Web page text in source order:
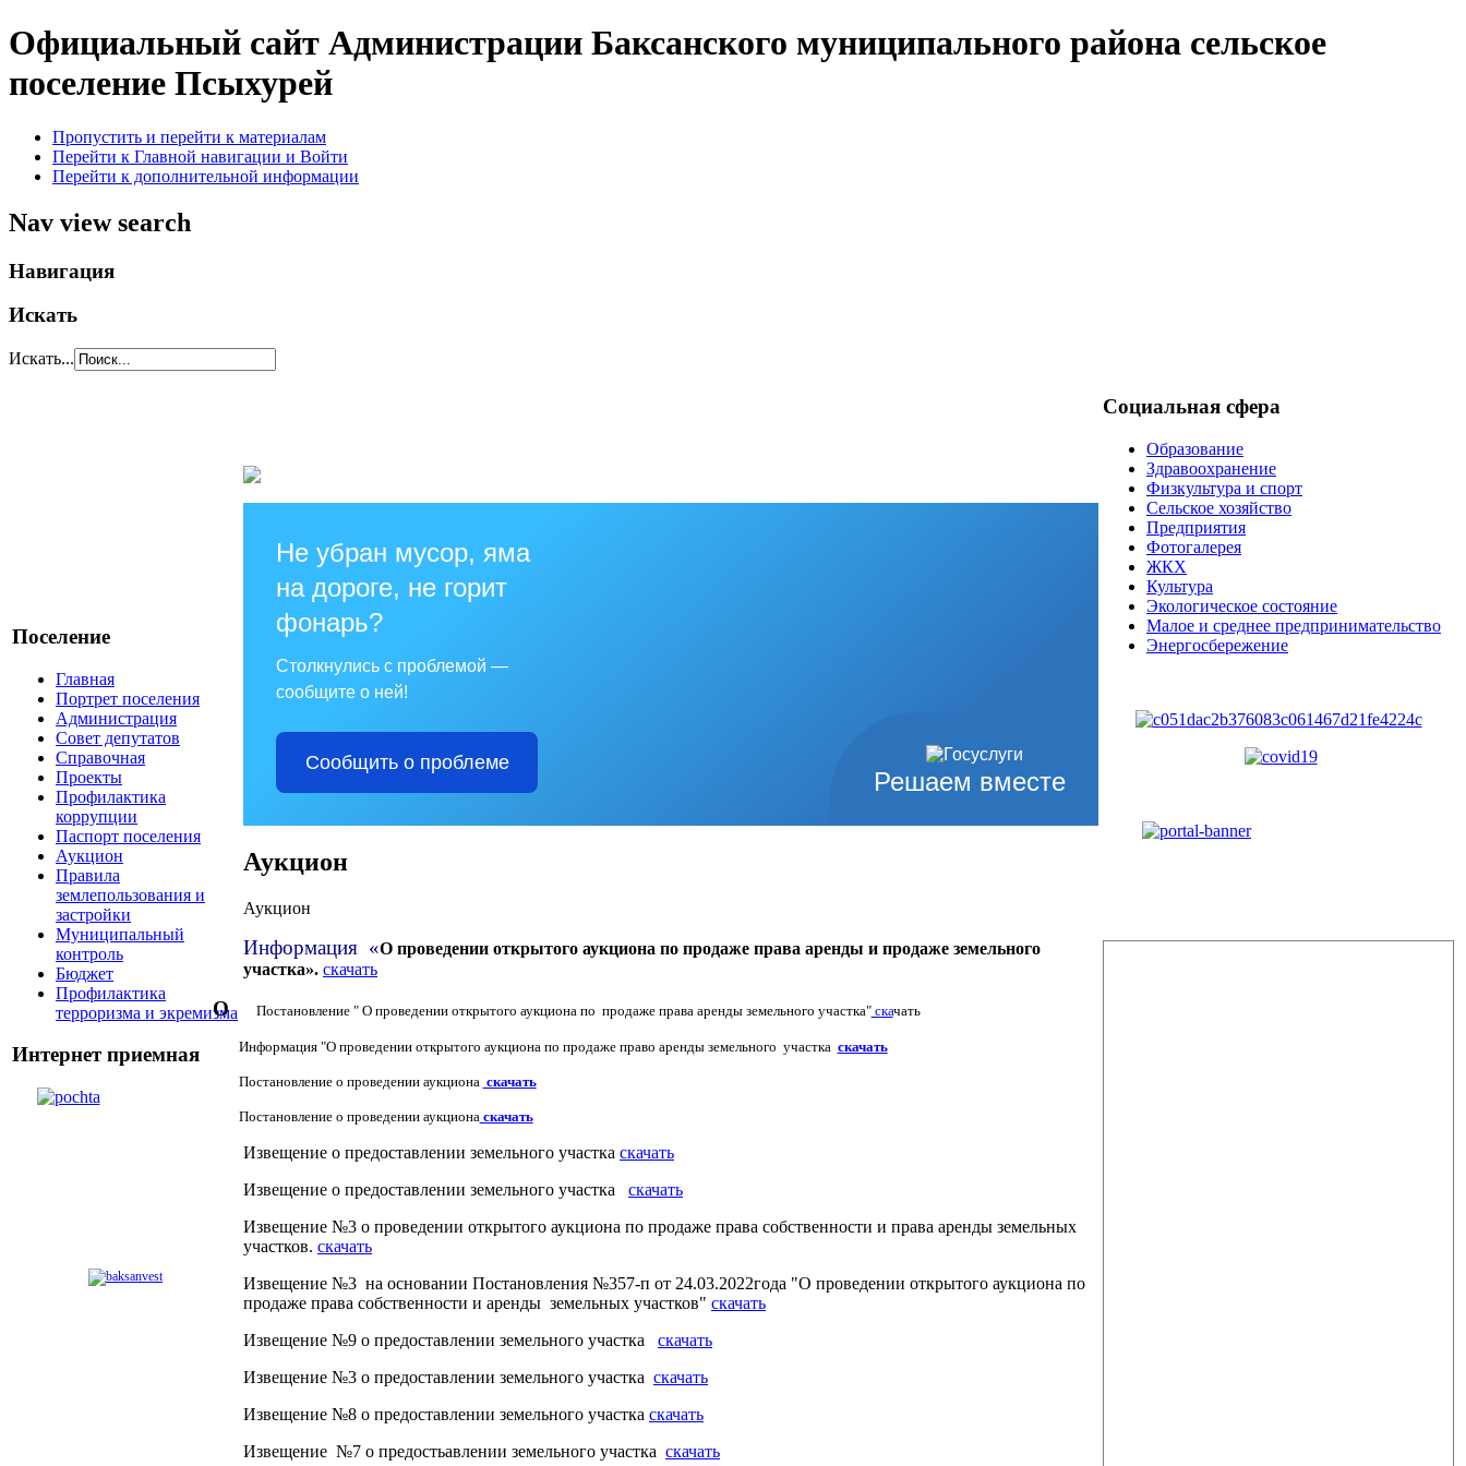
Официальный сайт Администрации Баксанского муниципального района сельское
поселение Псыхурей
Пропустить и перейти к материалам
Перейти к Главной навигации и Войти
Перейти к дополнительной информации
Nav view search
Навигация
Искать
Искать...
Поселение
Главная
Портрет поселения
Администрация
Совет депутатов
Справочная
Проекты
Профилактика
коррупции
Паспорт поселения
Аукцион
Правила
землепользования и
застройки
Муниципальный
контроль
Бюджет
Профилактика
терроризма и экремизма
Интернет приемная
Решаем вместе
Не убран мусор, яма
на дороге, не горит
фонарь?
Столкнулись с проблемой —
сообщите о ней!
Сообщить о проблеме
Аукцион
Аукцион
Информация «О проведении открытого аукциона по продаже права аренды и продаже земельного
участка». скачать
О Постановление " О проведении открытого аукциона по продаже права аренды земельного участка"скачать
Информация "О проведении открытого аукциона по продаже право аренды земельного участка скачать
Постановление о проведении аукциона скачать
Постановление о проведении аукциона скачать
Извещение о предоставлении земельного участка скачать
Извещение о предоставлении земельного участка скачать
Извещение №3 о проведении открытого аукциона по продаже права собственности и права аренды земельных
участков. скачать
Извещение №3 на основании Постановления №357-п от 24.03.2022года "О проведении открытого аукциона по
продаже права собственности и аренды земельных участков" скачать
Извещение №9 о предоставлении земельного участка скачать
Извещение №3 о предоставлении земельного участка скачать
Извещение №8 о предоставлении земельного участка скачать
Извещение №7 о предостьавлении земельного участка скачать
Социальная сфера
Образование
Здравоохранение
Физкультура и спорт
Сельское хозяйство
Предприятия
Фотогалерея
ЖКХ
Культура
Экологическое состояние
Малое и среднее предпринимательство
Энергосбережение